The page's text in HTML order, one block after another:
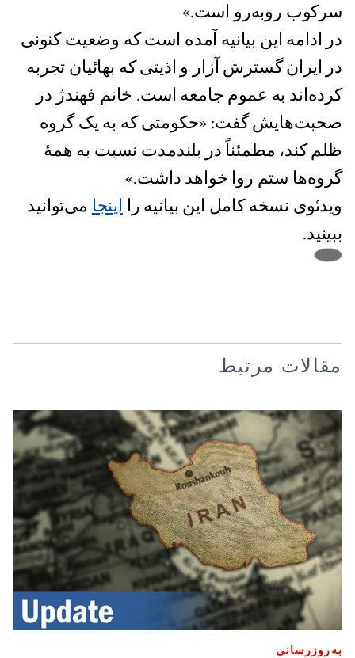
سرکوب رو‌به‌رو است.»
در ادامه این بیانیه آمده است که وضعیت کنونی
در ایران گسترش آزار‌ و اذیتی که بهائیان تجربه
کرده‌اند به عموم جامعه است. خانم فهندژ در
صحبت‌هایش گفت: «حکومتی که به یک گروه
ظلم کند، مطمئناً در بلندمدت نسبت به همۀ
گروه‌ها ستم روا خواهد داشت.»
ویدئوی نسخه کامل این بیانیه را اینجا می‌توانید
ببینید.
مقالات مرتبط
به‌روز‌رسانی